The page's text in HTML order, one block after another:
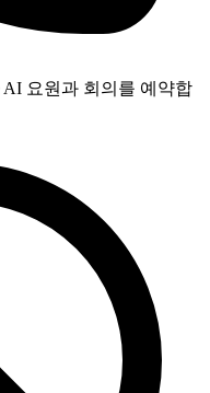
AI 요원과 회의를 예약합